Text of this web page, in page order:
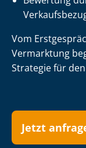
Vom
Vermarktung
Strategie für
Jetzt